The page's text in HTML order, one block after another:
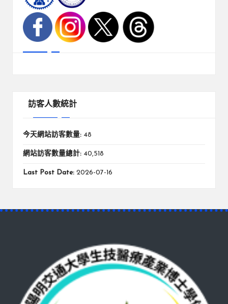
訪客人數統計
今天網站訪客數量: 48
網站訪客數量總計: 40,518
Last Post Date: 2026-07-16